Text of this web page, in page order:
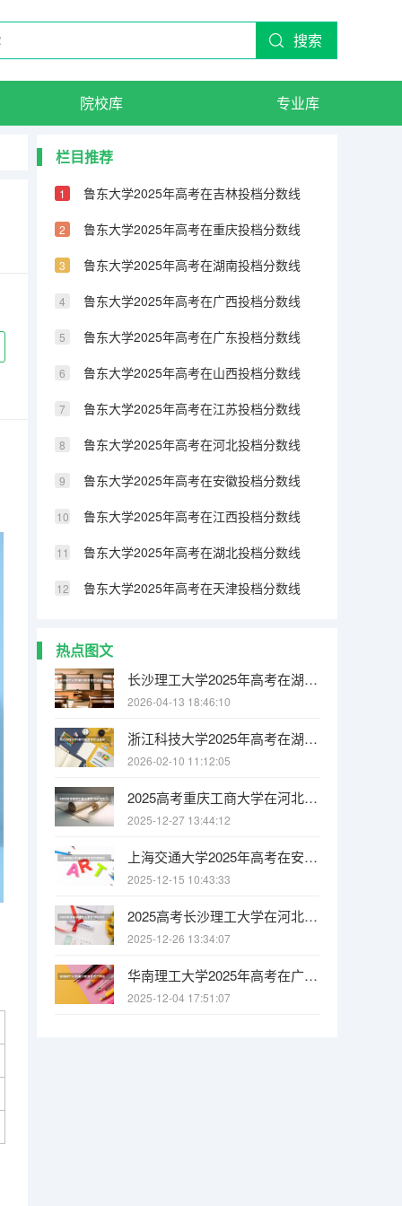
搜索
院校库 专业库
栏目推荐
鲁东大学2025年高考在吉林投档分数线
鲁东大学2025年高考在重庆投档分数线
鲁东大学2025年高考在湖南投档分数线
鲁东大学2025年高考在广西投档分数线
鲁东大学2025年高考在广东投档分数线
鲁东大学2025年高考在山西投档分数线
鲁东大学2025年高考在江苏投档分数线
鲁东大学2025年高考在河北投档分数线
鲁东大学2025年高考在安徽投档分数线
鲁东大学2025年高考在江西投档分数线
鲁东大学2025年高考在湖北投档分数线
鲁东大学2025年高考在天津投档分数线
热点图文
长沙理工大学2025年高考在湖南投档分数线
2026-04-13 18:46:10
浙江科技大学2025年高考在湖北投档分数线
2026-02-10 11:12:05
2025高考重庆工商大学在河北招生批次 有哪些专业？（2026参考）
2025-12-27 13:44:12
上海交通大学2025年高考在安徽投档分数线
2025-12-15 10:43:33
2025高考长沙理工大学在河北招生批次 有哪些专业？（2026参考）
2025-12-26 13:34:07
华南理工大学2025年高考在广西投档分数线
2025-12-04 17:51:07